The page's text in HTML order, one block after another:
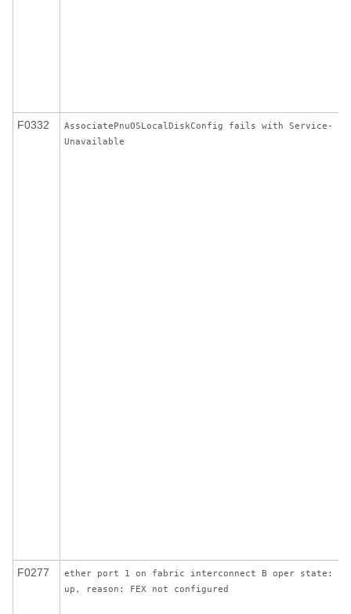
F0332
AssociatePnuOSLocalDiskConfig fails with Service-
Unavailable
F0277
ether port 1 on fabric interconnect B oper state:
up, reason: FEX not configured